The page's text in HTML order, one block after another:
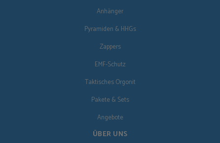
Anhänger
Pyramiden & HHGs
Zappers
EMF-Schutz
Taktisches Orgonit
Pakete & Sets
Angebote
ÜBER UNS